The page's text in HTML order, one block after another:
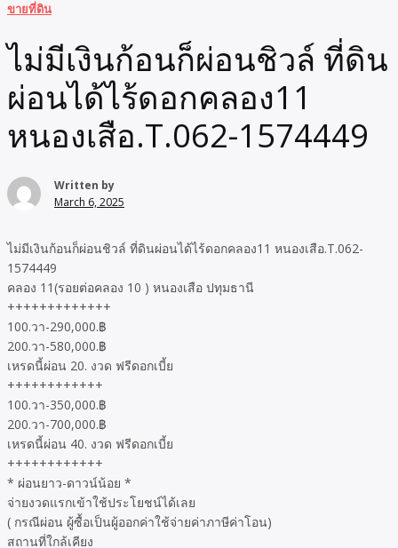
ขายที่ดิน
ไม่มีเงินก้อนก็ผ่อนชิวล์ ที่ดิน
ผ่อนได้ไร้ดอกคลอง11
หนองเสือ.T.062-1574449
Written by
March 6, 2025
ไม่มีเงินก้อนก็ผ่อนชิวล์ ที่ดินผ่อนได้ไร้ดอกคลอง11 หนองเสือ.T.062-
1574449
คลอง 11(รอยต่อคลอง 10 ) หนองเสือ ปทุมธานี
+++++++++++++
100.วา-290,000.฿
200.วา-580,000.฿
เหรดนี้ผ่อน 20. งวด ฟรีดอกเบี้ย
++++++++++++
100.วา-350,000.฿
200.วา-700,000.฿
เหรดนี้ผ่อน 40. งวด ฟรีดอกเบี้ย
++++++++++++
* ผ่อนยาว-ดาวน์น้อย *
จ่ายงวดแรกเข้าใช้ประโยชน์ได้เลย
( กรณีผ่อน ผู้ซื้อเป็นผู้ออกค่าใช้จ่ายค่าภาษีค่าโอน)
สถานที่ใกล้เคียง